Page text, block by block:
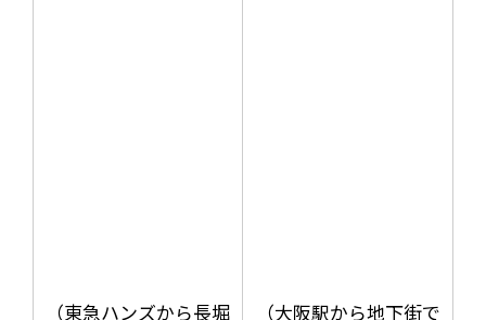
（東急ハンズから長堀 （大阪駅から地下街で